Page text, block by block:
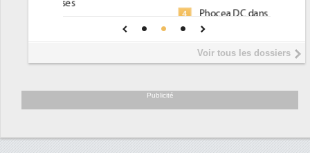
Phocea DC dans les cordes pour la
Interview de Fabrice Coquio,
président de Digital Realty...
soutient les...
Voir tous les dossiers
Publicité